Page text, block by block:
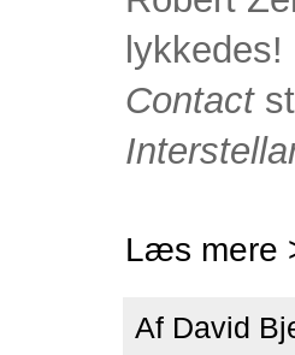
lykkedes!
Contact
Læs mere
Af David